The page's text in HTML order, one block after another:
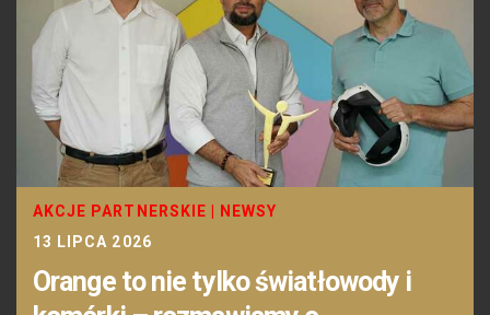
AKCJE PARTNERSKIE
NEWSY
13 LIPCA 2026
Orange to nie tylko światłowody i